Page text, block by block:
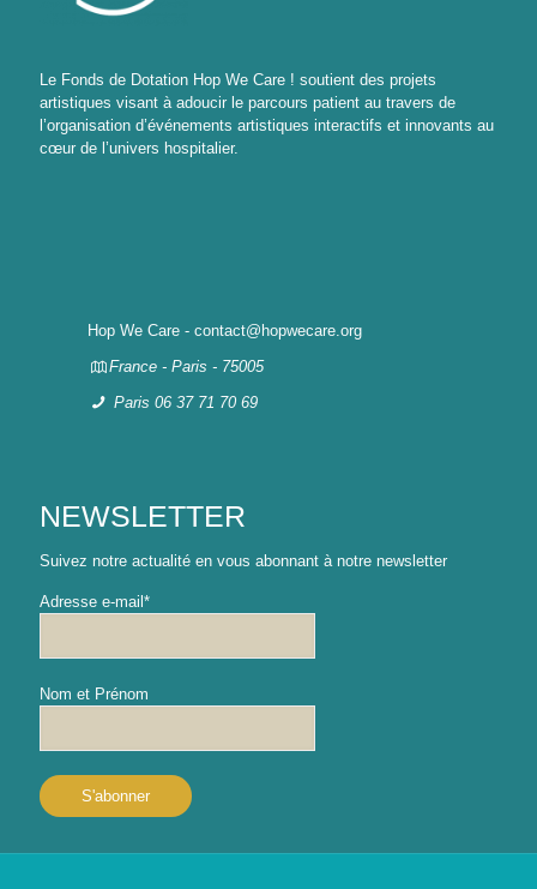
Le Fonds de Dotation Hop We Care ! soutient des projets
artistiques visant à adoucir le parcours patient au travers de
l’organisation d’événements artistiques interactifs et innovants au
cœur de l’univers hospitalier.
Hop We Care - contact@hopwecare.org
France - Paris - 75005
Paris 06 37 71 70 69
NEWSLETTER
Suivez notre actualité en vous abonnant à notre newsletter
Adresse e-mail*
Nom et Prénom